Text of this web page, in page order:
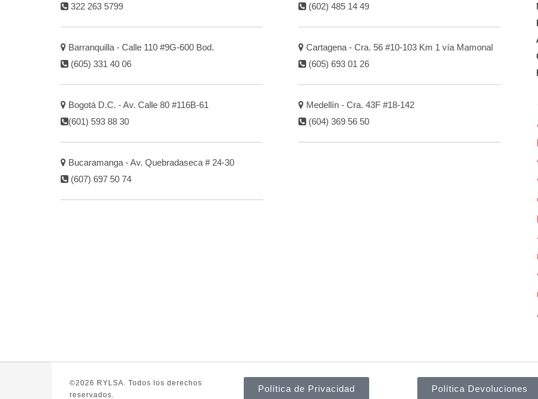
322 263 5799
Barranquilla - Calle 110 #9G-600 Bod.
(605) 331 40 06
Bogotá D.C. - Av. Calle 80 #116B-61
(601) 593 88 30
Bucaramanga - Av. Quebradaseca # 24-30
(607) 697 50 74
(602) 485 14 49
Cartagena - Cra. 56 #10-103 Km 1 vía Mamonal
(605) 693 01 26
Medellín - Cra. 43F #18-142
(604) 369 56 50
©2026 RYLSA. Todos los derechos
reservados.
Política de Privacidad Política Devoluciones